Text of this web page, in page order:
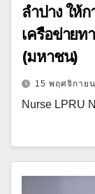
ลำปาง ให้
เครือข่ายท
(มหาชน)
15 พฤศจิกาย
Nurse LPRU